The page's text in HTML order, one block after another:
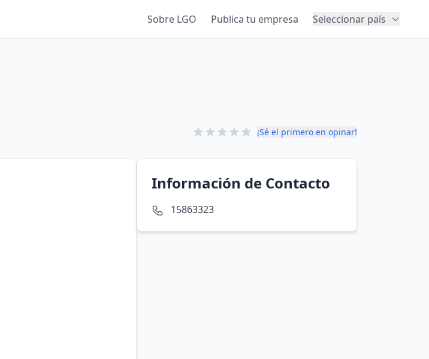
Sobre LGO Publica tu empresa Seleccionar país
¡Sé el primero en opinar!
Información de Contacto
15863323